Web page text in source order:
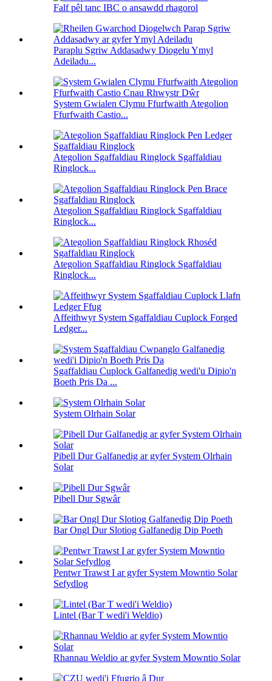
Falf pêl tanc IBC o ansawdd rhagorol
Paraplu Sgriw Addasadwy Diogelu Ymyl
Adeiladu...
System Gwialen Clymu Ffurfwaith Ategolion
Ffurfwaith Castio...
Ategolion Sgaffaldiau Ringlock Sgaffaldiau
Ringlock...
Ategolion Sgaffaldiau Ringlock Sgaffaldiau
Ringlock...
Ategolion Sgaffaldiau Ringlock Sgaffaldiau
Ringlock...
Affeithwyr System Sgaffaldiau Cuplock Forged
Ledger...
Sgaffaldiau Cuplock Galfanedig wedi'u Dipio'n
Boeth Pris Da ...
System Olrhain Solar
Pibell Dur Galfanedig ar gyfer System Olrhain
Solar
Pibell Dur Sgwâr
Bar Ongl Dur Slotiog Galfanedig Dip Poeth
Pentwr Trawst I ar gyfer System Mowntio Solar
Sefydlog
Lintel (Bar T wedi'i Weldio)
Rhannau Weldio ar gyfer System Mowntio Solar